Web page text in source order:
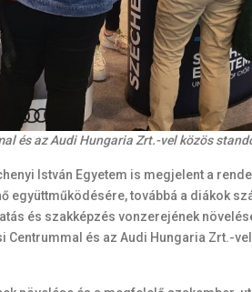
és az Audi Hungaria Zrt.-vel közös
István Egyetem is megjelent a
továbbá a diákok
és szakképzés vonzerejének
és az Audi Hungaria Zrt.-